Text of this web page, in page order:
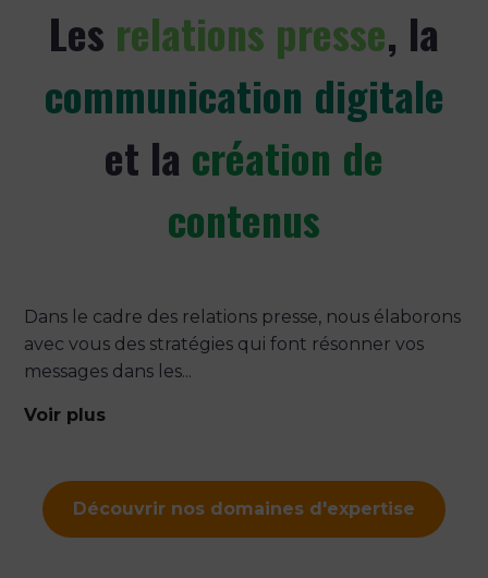
Les relations presse, la
communication digitale
et la création de
contenus
Dans le cadre des relations presse, nous élaborons
avec vous des stratégies qui font résonner vos
messages dans les...
Voir plus
Découvrir nos domaines d'expertise